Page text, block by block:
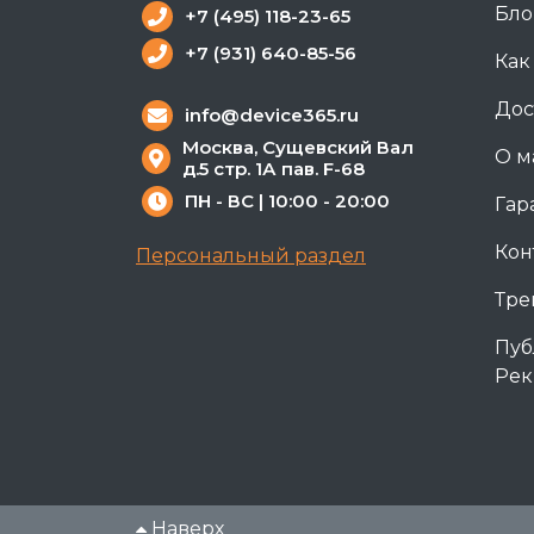
О
+7 (495) 118-23-65
+7 (931) 640-85-56
info@device365.ru
Москва, Сущевский Вал
д.5 стр. 1А пав. F-68
ПН - ВС | 10:00 - 20:00
Персональный раздел
Наверх